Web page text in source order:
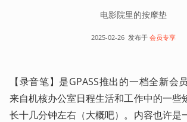
电影院里的按摩垫
2025-02-26 发布于 会员专享
【录音笔】是GPASS推出的一档全新会
来自机核办公室日程生活和工作中的一些
长十几分钟左右（大概吧）。内容也许是